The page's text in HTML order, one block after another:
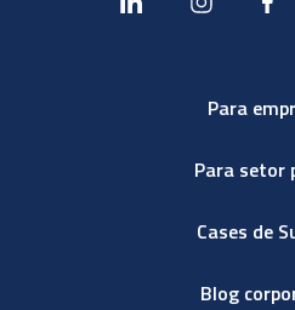
Para
Para setor
Cases de
Blog